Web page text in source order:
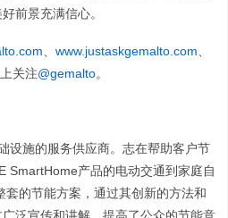
前景充满信心。
、 www.justaskgemalto.com、
关注@gemalto。
设施的服务供应商。志在帮助客户节
SmartHome产品的电动交通到家庭自
的节能方案，通过其创新的方法和